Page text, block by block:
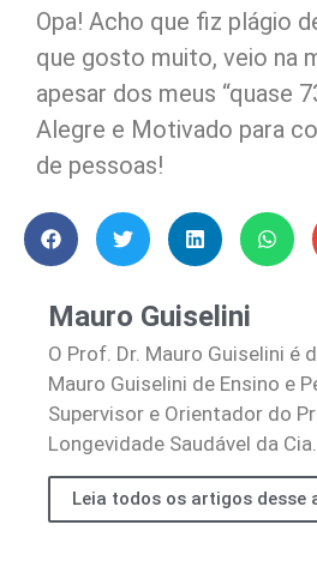
Opa! Acho que fiz plágio
que gosto muito, veio na
apesar dos meus “quase
Alegre e Motivado para
de pessoas!
Mauro Guiselini
O Prof. Dr. Mauro Guiselini
Mauro Guiselini de Ensino e
Supervisor e Orientador do
Longevidade Saudável da
Leia todos os artigos desse